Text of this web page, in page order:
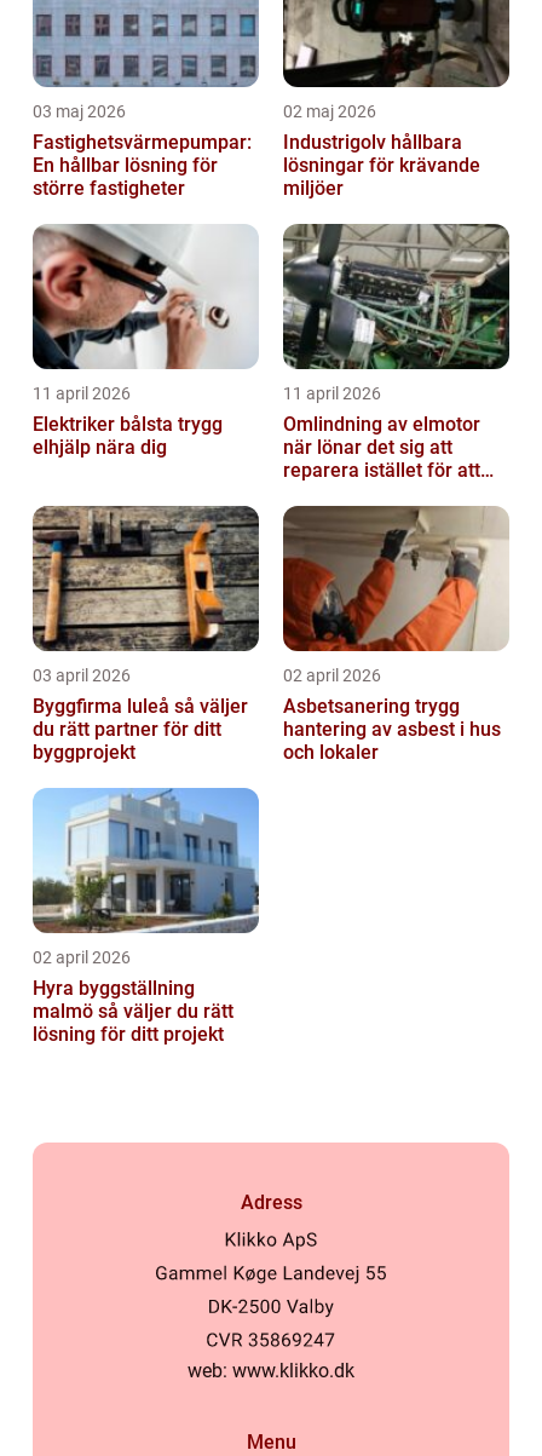
03 maj 2026
Fastighetsvärmepumpar:
En hållbar lösning för
större fastigheter
02 maj 2026
Industrigolv hållbara
lösningar för krävande
miljöer
11 april 2026
Elektriker bålsta trygg
elhjälp nära dig
11 april 2026
Omlindning av elmotor
när lönar det sig att
reparera istället för att
03 april 2026
Byggfirma luleå så väljer
du rätt partner för ditt
byggprojekt
02 april 2026
Asbetsanering trygg
hantering av asbest i hus
och lokaler
02 april 2026
Hyra byggställning
malmö så väljer du rätt
lösning för ditt projekt
Adress
web: www.klikko.dk
Menu